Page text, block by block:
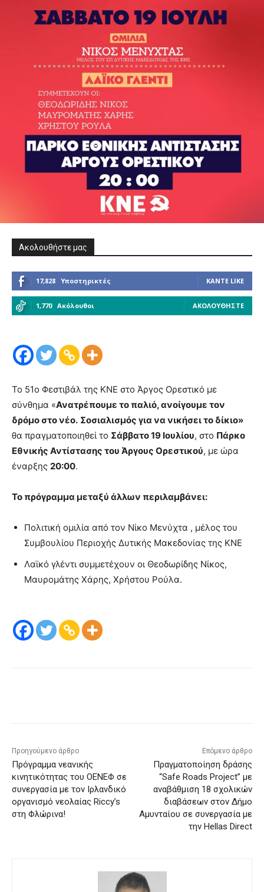
Ακολουθήστε μας
17,828 Υποστηρικτές ΚΆΝΤΕ LIKE
1,770 Ακόλουθοι ΑΚΟΛΟΥΘΉΣΤΕ
Το 51ο Φεστιβάλ της ΚΝΕ στο Άργος Ορεστικό με
σύνθημα «Ανατρέπουμε το παλιό, ανοίγουμε τον
δρόμο στο νέο. Σοσιαλισμός για να νικήσει το δίκιο»
θα πραγματοποιηθεί το Σάββατο 19 Ιουλίου, στο Πάρκο
Εθνικής Αντίστασης του Άργους Ορεστικού, με ώρα
έναρξης 20:00.
Το πρόγραμμα μεταξύ άλλων περιλαμβάνει:
Πολιτική ομιλία από τον Νίκο Μενύχτα , μέλος του
Συμβουλίου Περιοχής Δυτικής Μακεδονίας της ΚΝΕ
Λαϊκό γλέντι συμμετέχουν οι Θεοδωρίδης Νίκος,
Μαυρομάτης Χάρης, Χρήστου Ρούλα.
Προηγούμενο άρθρο
Πρόγραμμα νεανικής
κινητικότητας του ΟΕΝΕΦ σε
συνεργασία με τον Ιρλανδικό
οργανισμό νεολαίας Riccy’s
στη Φλώρινα!
Επόμενο άρθρο
Πραγματοποίηση δράσης
“Safe Roads Project” με
αναβάθμιση 18 σχολικών
διαβάσεων στον Δήμο
Αμυνταίου σε συνεργασία με
την Hellas Direct